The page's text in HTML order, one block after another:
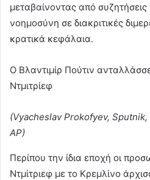
μεταβαίνοντας από συζητήσεις
νοημοσύνη σε διακριτικές
κρατικά κεφάλαια.
Ο Βλαντιμίρ Πούτιν
Ντμιτρίεφ
(Vyacheslav Prokofyev,
AP)
Περίπου την ίδια εποχή οι
Ντμίτριεφ με το Κρεμλίνο